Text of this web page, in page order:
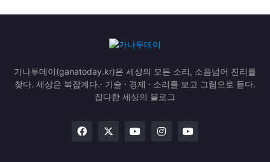
가나투데이(ganatoday.kr)은 세상의 모든 소리, 소음넘어 진리를
찾다. 세상은 복잡계다.· 기술 · 경제 · 소리를 보고 그림으로 듣다.
잡다한 세상의 블로그